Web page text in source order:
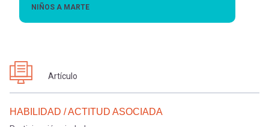
NIÑOS A MARTE
Artículo
HABILIDAD / ACTITUD ASOCIADA